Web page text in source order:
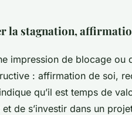
la stagnation,
impression de blocage ou
: affirmation de soi,
qu’il est temps de
de s’investir dans un